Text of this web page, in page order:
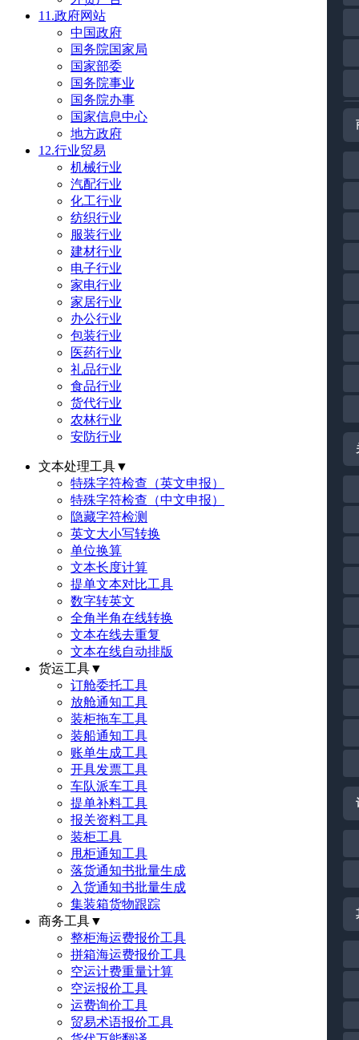
11.政府网站
中国政府
国务院国家局
国家部委
国务院事业
国务院办事
国家信息中心
地方政府
12.行业贸易
机械行业
汽配行业
化工行业
纺织行业
服装行业
建材行业
电子行业
家电行业
家居行业
办公行业
包装行业
医药行业
礼品行业
食品行业
货代行业
农林行业
安防行业
文本处理工具▼
特殊字符检查（英文申报）
特殊字符检查（中文申报）
隐藏字符检测
英文大小写转换
单位换算
文本长度计算
提单文本对比工具
数字转英文
全角半角在线转换
文本在线去重复
文本在线自动排版
货运工具▼
订舱委托工具
放舱通知工具
装柜拖车工具
装船通知工具
账单生成工具
开具发票工具
车队派车工具
提单补料工具
报关资料工具
装柜工具
甩柜通知工具
落货通知书批量生成
入货通知书批量生成
集装箱货物跟踪
商务工具▼
整柜海运费报价工具
拼箱海运费报价工具
空运计费重量计算
空运报价工具
运费询价工具
贸易术语报价工具